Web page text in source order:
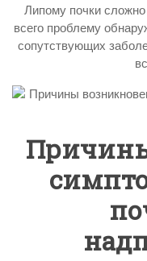
Липому почки
всего проблему
сопутствующих